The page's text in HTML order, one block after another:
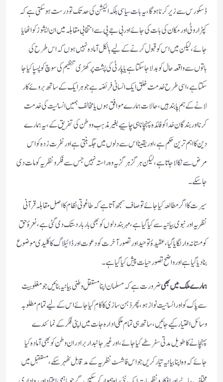
ڈسکورس سے زیر کرنا ہوگا، یہ بات سیاسی بلکہ الیکشن کی حد تک تو درست ہو سکتی ہے کہ
کپڑا روٹی اور مکان کی بات کی جائے اور بی جے پی سے انتخابی مقابلہ میں ان ایشوز کو اٹھایا
جائے، لیکن میں اس کو قبول کرنے کے لیے بالکل آمادہ نہیں ہوں کہ اس طرح کی
باتوں سے واقعہ حال کو بدلا جا سکتا ہے یا پارٹی کی پشت پر کھڑی تنظیم کی سوچ کو پسپا کیا جا
سکتا ہے، اسی طرح خدمت خلق ایک انسانی فریضہ ہے جو ہر ایک کے ساتھ بروئے کار
لانے کے ہم پابند ہیں، حالات ہمارے موافق ہوں یا مخالف ہمیں انسانیت کی خدمت
کرنا اور بندگان خدا کو فائدہ پہنچانا ہی چاہیے بغیر مذہب و وطن کی تفریق کے، یہ ہمارے
دین کا اہم ترین حکم ہے، اور یقینا اس سے دلوں میں جگہ بنتی ہے اور نفرت زدہ کو اس
مرض سے نکالا جاتا ہے، لیکن ہرگز ہرگز یہ وہ راستہ نہیں جس سے فکر و نظریہ کو مات دی
جا سکے۔
سیرت کا اگر مطالعہ کیا جائے تو صاف سمجھ آتا ہے کہ طاغوتی نظام کا اصل مقابلہ قرآنی
نظریہ اور نبوی بیانیہ سے کیا گیا ہے، مہر بند دلوں کو بھی بار بار دستک دی گئی ہے، نعرۂ حق
کو مستانہ وار لگایا گیا، عقیدۂ توحید اور تصور آخرت کو دعوت اور ڈائیلاگ کا کلیدی موضوع
بنا دیا گیا ہے اور واضح تصور حیات پیش کیا گیا ہے۔
ہمارے ملک میں بھیضرورت ہے کہ مسلمان اپنا مستقل وطنی بیانیہ بنائیں جو مغلوبیت
سے پاک کو اور انسانیت نواز ہو، پھر ذہن سازی کا کام کیا جائے اس کے لیے تمام مطلوبہ
وسائل اختیار کیے جائیں، ساتھ ہی تمام ملکی ادارہ جات میں اپنی فکر کے نمائندے
پہنچانے کا طویل مدتی سفر طے کیا جائے، اور غیر جانبدار برادران وطن کو بھی آمادہ کیا
جائے کہ وہ اپنا بیانیہ تیار کریں جو اس فاشسٹ نظریہ کے مد قابل ٹھہر سکے، مستقبل میں